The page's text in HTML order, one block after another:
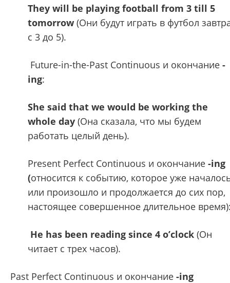
They will be playing football from 3 till 5
tomorrow (Они будут играть в футбол
с 3 до 5).
Future-in-the-Past Continuous и окончание -
ing:
She said that we would be working the
whole day (Она сказала, что мы будем
работать целый день).
Present Perfect Continuous и окончание -ing
(относится к событию, которое уже
или произошло и продолжается до сих пор,
настоящее совершенное длительное
He has been reading since 4 o’clock (Он
читает с трех часов).
Past Perfect Continuous и окончание -ing